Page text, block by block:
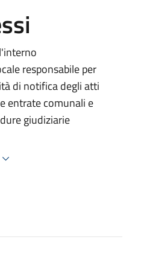
responsabile per
di notifica degli atti
entrate comunali e
giudiziarie